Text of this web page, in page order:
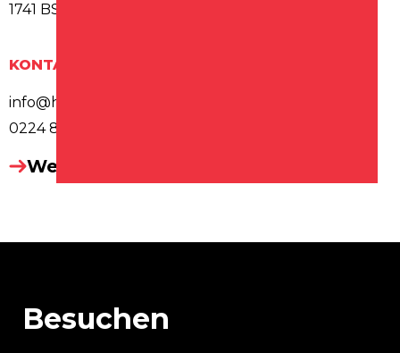
1741 BS SCHAGEN
KONTAKT
info@havanaschagen.nl
0224 850 420
Website besuchen
Besuchen